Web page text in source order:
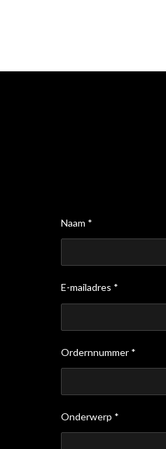
Naam *
E-mailadres *
Ordernnummer *
Onderwerp *